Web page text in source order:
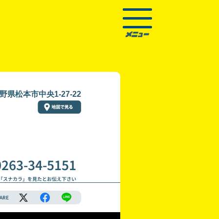
県松本市中央1-27-22
34-5151
スナカラ」を見たとお伝え下さい